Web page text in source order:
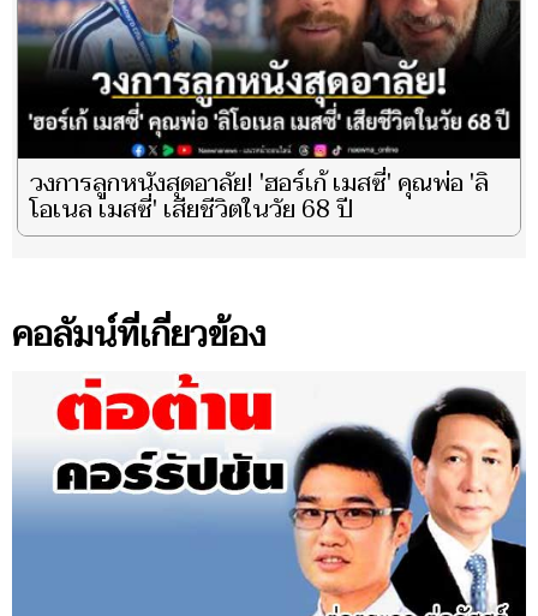
วงการลูกหนังสุดอาลัย! 'ฮอร์เก้ เมสซี่' คุณพ่อ 'ลิ
โอเนล เมสซี่' เสียชีวิตในวัย 68 ปี
คอลัมน์ที่เกี่ยวข้อง